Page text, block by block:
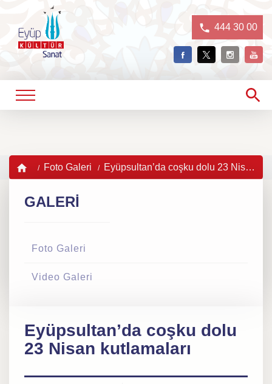
444 30 00
Foto Galeri Eyüpsultan’da coşku dolu 23 Nisan kutlamaları
GALERİ
Foto Galeri
Video Galeri
Eyüpsultan’da coşku dolu
23 Nisan kutlamaları